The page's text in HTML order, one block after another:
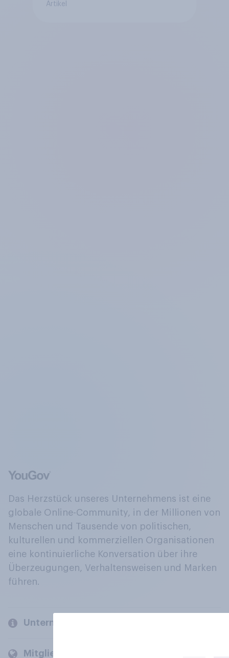
Artikel
Das Herzstück unseres Unternehmens ist eine
globale Online-Community, in der Millionen von
Menschen und Tausende von politischen,
kulturellen und kommerziellen Organisationen
eine kontinuierliche Konversation über ihre
Überzeugungen, Verhaltensweisen und Marken
führen.
Unternehmen
Mitglieder und Kunden